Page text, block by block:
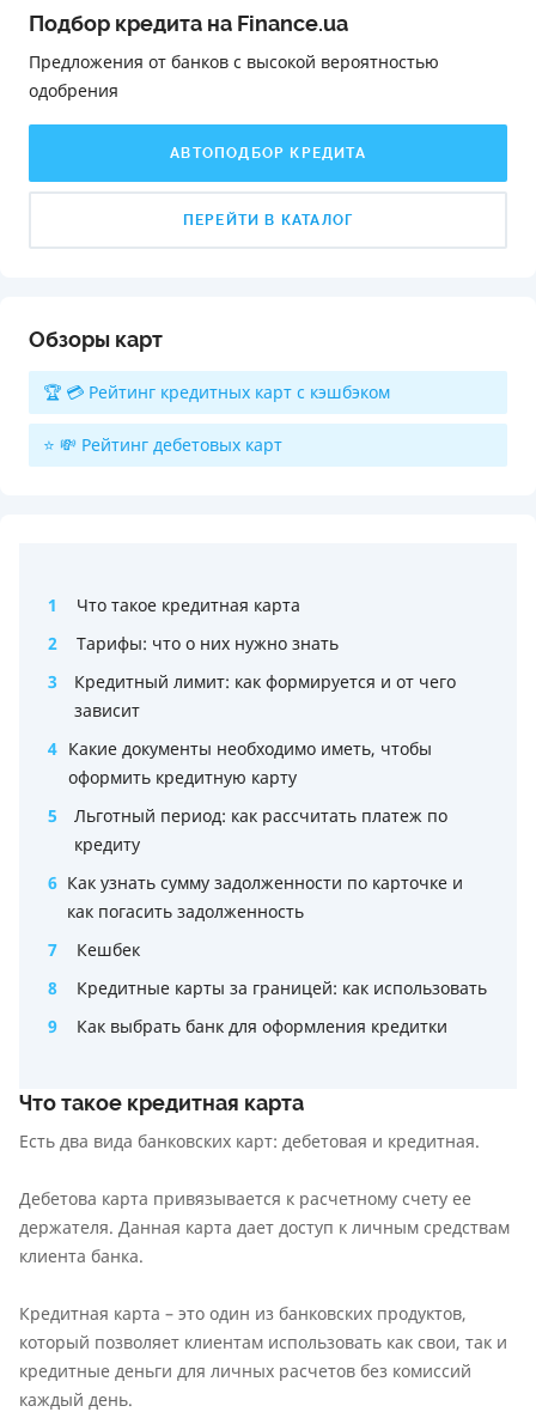
1
Что такое кредитная карта
2
Тарифы: что о них нужно знать
3
Кредитный лимит: как формируется и от чего
зависит
4 Какие документы необходимо иметь, чтобы
оформить кредитную карту
5
Льготный период: как рассчитать платеж по
кредиту
6 Как узнать сумму задолженности по карточке и
как погасить задолженность
7
Кешбек
8
Кредитные карты за границей: как использовать
9
Как выбрать банк для оформления кредитки
Что такое кредитная карта
Есть два вида банковских карт: дебетовая и кредитная.
Дебетова карта привязывается к расчетному счету ее
держателя. Данная карта дает доступ к личным средствам
клиента банка.
Кредитная карта – это один из банковских продуктов,
который позволяет клиентам использовать как свои, так и
кредитные деньги для личных расчетов без комиссий
каждый день.
Подбор кредита на Finance.ua
Предложения от банков с высокой вероятностью
одобрения️
АВТОПОДБОР КРЕДИТА
ПЕРЕЙТИ В КАТАЛОГ
Обзоры карт
🏆 💳 Рейтинг кредитных карт с кэшбэком
⭐ 💸 Рейтинг дебетовых карт